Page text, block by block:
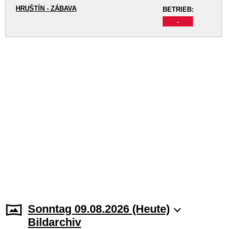
BETRIEB:
-
HRUŠTÍN - ZÁBAVA
Sonntag 09.08.2026 (Heute)
Bildarchiv